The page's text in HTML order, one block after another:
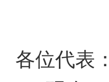
各位代表：